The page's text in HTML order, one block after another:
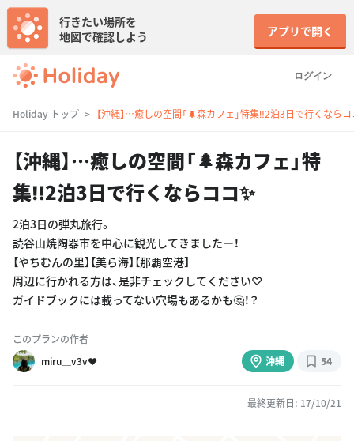
ログイン
行きたい場所を
地図で確認しよう
アプリで開く
Holiday トップ 【沖縄】…癒しの空間「🌲森カフェ」特集‼️2泊3日で行くならコ
【沖縄】…癒しの空間「🌲森カフェ」特
集‼️2泊3日で行くならココ✨
2泊3日の弾丸旅行。
読谷山焼陶器市を中心に観光してきましたー！
【やちむんの里】【美ら海】【那覇空港】
周辺に行かれる方は、是非チェックしてください♡
ガイドブックには載ってない穴場もあるかも🤔！？
このプランの作者
miru＿v3v❤︎
沖縄 54
最終更新日: 17/10/21